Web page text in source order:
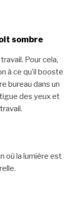
sombre
Pour cela,
à ce qu’il booste
bureau dans un
des yeux et
où la lumière est